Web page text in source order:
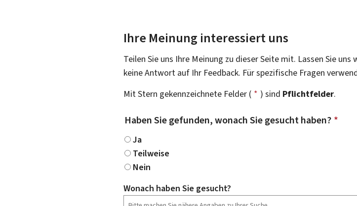
Ihre Meinung interessiert uns
Teilen Sie uns Ihre Meinung zu dieser Seite mit. Lassen Sie
keine Antwort auf Ihr Feedback. Für spezifische Fragen
Mit Stern gekennzeichnete Felder ( * ) sind Pflichtfelder.
Haben Sie gefunden, wonach Sie gesucht haben? *
Ja
Teilweise
Nein
Wonach haben Sie gesucht?